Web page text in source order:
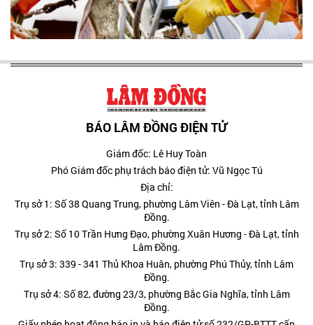
BÁO LÂM ĐỒNG ĐIỆN TỬ
Giám đốc: Lê Huy Toàn
Phó Giám đốc phụ trách báo điện tử: Vũ Ngọc Tú
Địa chỉ:
Trụ sở 1: Số 38 Quang Trung, phường Lâm Viên - Đà Lạt, tỉnh Lâm
Đồng.
Trụ sở 2: Số 10 Trần Hưng Đạo, phường Xuân Hương - Đà Lạt, tỉnh
Lâm Đồng.
Trụ sở 3: 339 - 341 Thủ Khoa Huân, phường Phú Thủy, tỉnh Lâm
Đồng.
Trụ sở 4: Số 82, đường 23/3, phường Bắc Gia Nghĩa, tỉnh Lâm
Đồng.